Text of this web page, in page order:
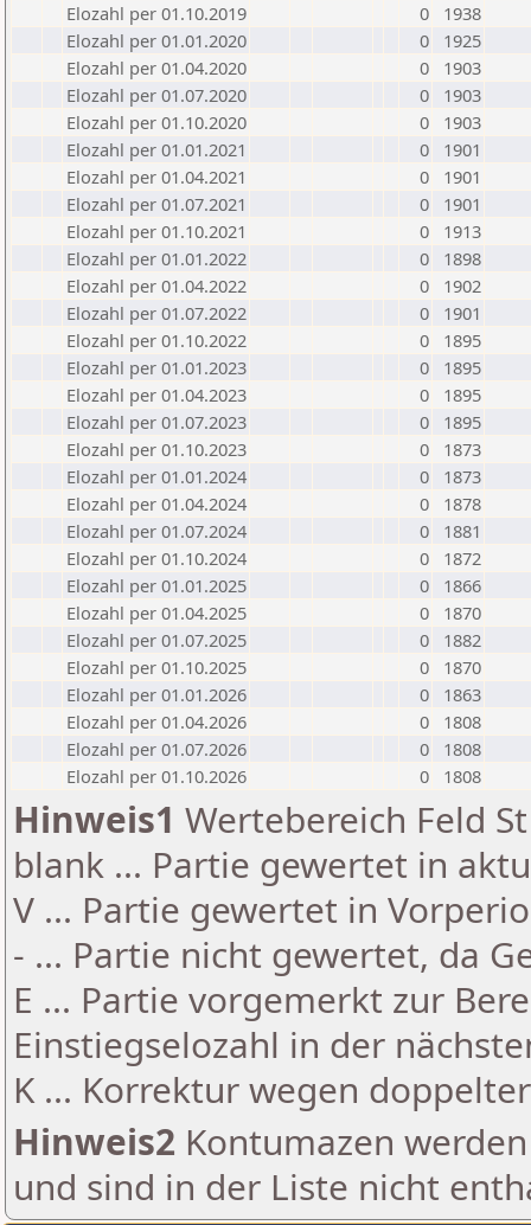
Elozahl per 01.10.2019
0
1938
Elozahl per 01.01.2020
0
1925
Elozahl per 01.04.2020
0
1903
Elozahl per 01.07.2020
0
1903
Elozahl per 01.10.2020
0
1903
Elozahl per 01.01.2021
0
1901
Elozahl per 01.04.2021
0
1901
Elozahl per 01.07.2021
0
1901
Elozahl per 01.10.2021
0
1913
Elozahl per 01.01.2022
0
1898
Elozahl per 01.04.2022
0
1902
Elozahl per 01.07.2022
0
1901
Elozahl per 01.10.2022
0
1895
Elozahl per 01.01.2023
0
1895
Elozahl per 01.04.2023
0
1895
Elozahl per 01.07.2023
0
1895
Elozahl per 01.10.2023
0
1873
Elozahl per 01.01.2024
0
1873
Elozahl per 01.04.2024
0
1878
Elozahl per 01.07.2024
0
1881
Elozahl per 01.10.2024
0
1872
Elozahl per 01.01.2025
0
1866
Elozahl per 01.04.2025
0
1870
Elozahl per 01.07.2025
0
1882
Elozahl per 01.10.2025
0
1870
Elozahl per 01.01.2026
0
1863
Elozahl per 01.04.2026
0
1808
Elozahl per 01.07.2026
0
1808
Elozahl per 01.10.2026
0 1808
Hinweis1 Wertebereich Feld
blank ... Partie gewertet in
V ... Partie gewertet in
- ... Partie nicht gewertet, da
E ... Partie vorgemerkt zur
Einstiegselozahl in der
K ... Korrektur wegen
Hinweis2 Kontumazen
und sind in der Liste nicht